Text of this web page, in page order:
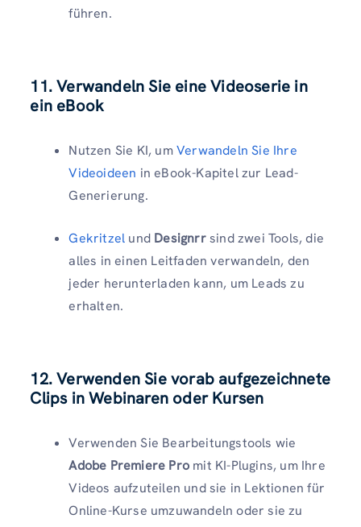
führen.
11. Verwandeln Sie eine Videoserie in
ein eBook
Nutzen Sie KI, umVerwandeln Sie Ihre
Videoideen in eBook-Kapitel zur Lead-
Generierung.
Gekritzel und Designrrsind zwei Tools, die
alles in einen Leitfaden verwandeln, den
jeder herunterladen kann, um Leads zu
erhalten.
12. Verwenden Sie vorab aufgezeichnete
Clips in Webinaren oder Kursen
Verwenden Sie Bearbeitungstools wie
Adobe Premiere Pro mit KI-Plugins, um Ihre
Videos aufzuteilen und sie in Lektionen für
Online-Kurse umzuwandeln oder sie zu